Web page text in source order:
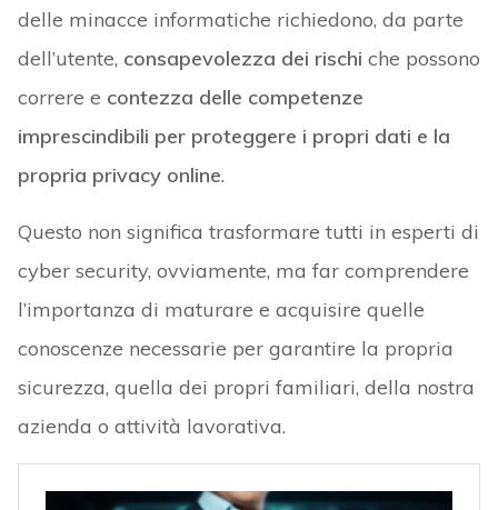
delle minacce informatiche richiedono, da parte
dell’utente, consapevolezza dei rischi che possono
correre e contezza delle competenze
imprescindibili per proteggere i propri dati e la
propria privacy online.
Questo non significa trasformare tutti in esperti di
cyber security, ovviamente, ma far comprendere
l’importanza di maturare e acquisire quelle
conoscenze necessarie per garantire la propria
sicurezza, quella dei propri familiari, della nostra
azienda o attività lavorativa.